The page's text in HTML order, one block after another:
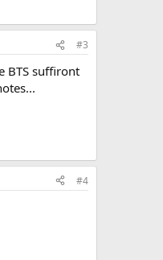
#3
BTS suffiront
#4